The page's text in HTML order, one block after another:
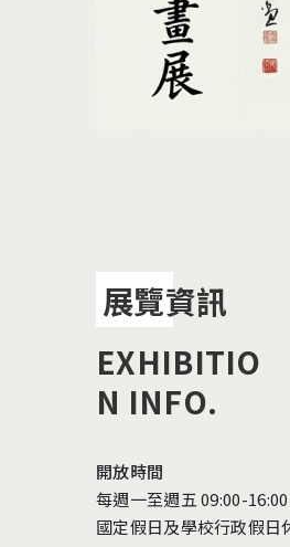
展覽資訊
EXHIBITIO
N INFO.
開放時間
每週一至週五 09:00-16:00
國定假日及學校行政假日